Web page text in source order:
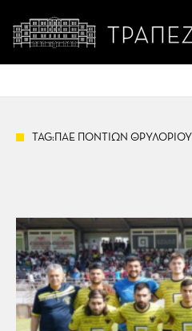
TAG:ΠΑΕ ΠΟΝΤΙΩΝ ΘΡΥΛΟΡΙΟΥ